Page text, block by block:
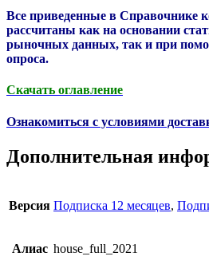
Все приведенные в Справочнике
рассчитаны как на основании
рыночных данных, так и при
опроса.
Скачать оглавление
Ознакомиться с условиями
Дополнительная
Версия Подписка 12 месяцев,
Алиас house_full_2021